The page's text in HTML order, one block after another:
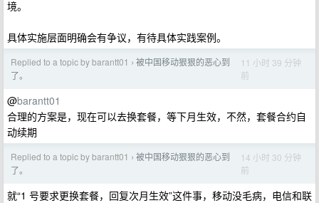
境。
具体实施层面明确会有争议，有待具体实践案例。
Replied to a topic by barantt01 › 被中国移动狠狠的恶心到
了。
11 小时 39 分钟
前
@barantt01
合理的方案是，现在可以去换套餐，等下月生效，不然，套餐合约自
动续期
Replied to a topic by barantt01 › 被中国移动狠狠的恶心到
了。
14 小时 30 分钟
前
就“1 号要求更换套餐，回复次月生效”这件事，移动没毛病，电信和联